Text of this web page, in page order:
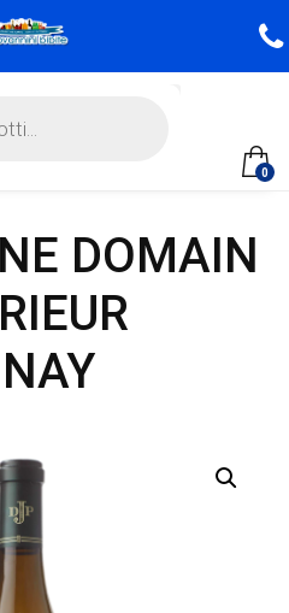
0
DOMAIN